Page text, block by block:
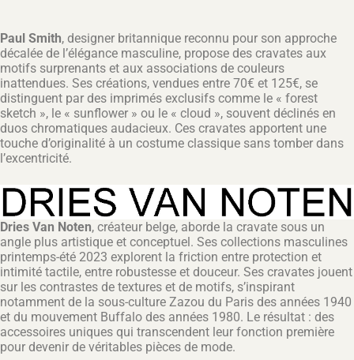
Paul Smith, designer britannique reconnu pour son approche
décalée de l’élégance masculine, propose des cravates aux
motifs surprenants et aux associations de couleurs
inattendues. Ses créations, vendues entre 70€ et 125€, se
distinguent par des imprimés exclusifs comme le « forest
sketch », le « sunflower » ou le « cloud », souvent déclinés en
duos chromatiques audacieux. Ces cravates apportent une
touche d’originalité à un costume classique sans tomber dans
l’excentricité.
Dries Van Noten, créateur belge, aborde la cravate sous un
angle plus artistique et conceptuel. Ses collections masculines
printemps-été 2023 explorent la friction entre protection et
intimité tactile, entre robustesse et douceur. Ses cravates jouent
sur les contrastes de textures et de motifs, s’inspirant
notamment de la sous-culture Zazou du Paris des années 1940
et du mouvement Buffalo des années 1980. Le résultat : des
accessoires uniques qui transcendent leur fonction première
pour devenir de véritables pièces de mode.